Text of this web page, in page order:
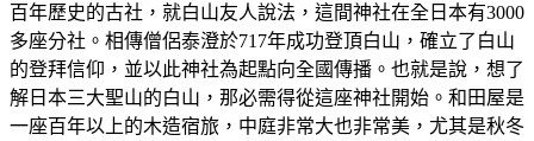
百年歷史的古社，就白山友人說法，這間神社在全日本有3000
多座分社。相傳僧侶泰澄於717年成功登頂白山，確立了白山
的登拜信仰，並以此神社為起點向全國傳播。也就是說，想了
解日本三大聖山的白山，那必需得從這座神社開始。和田屋是
一座百年以上的木造宿旅，中庭非常大也非常美，尤其是秋冬